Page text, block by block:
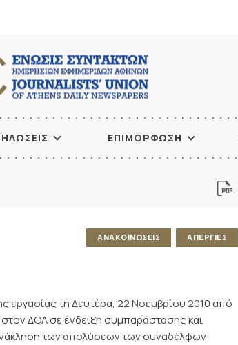
ΕΠΙΜΟΡΦΩΣΗ
ΑΝΑΚΟΙΝΩΣΕΙΣ ΑΠΕΡΓΙΕΣ
εργασίας τη Δευτέρα, 22 Νοεμβρίου 2010 από
ΔΟΛ σε ένδειξη συμπαράστασης και
των απολύσεων των συναδέλφων